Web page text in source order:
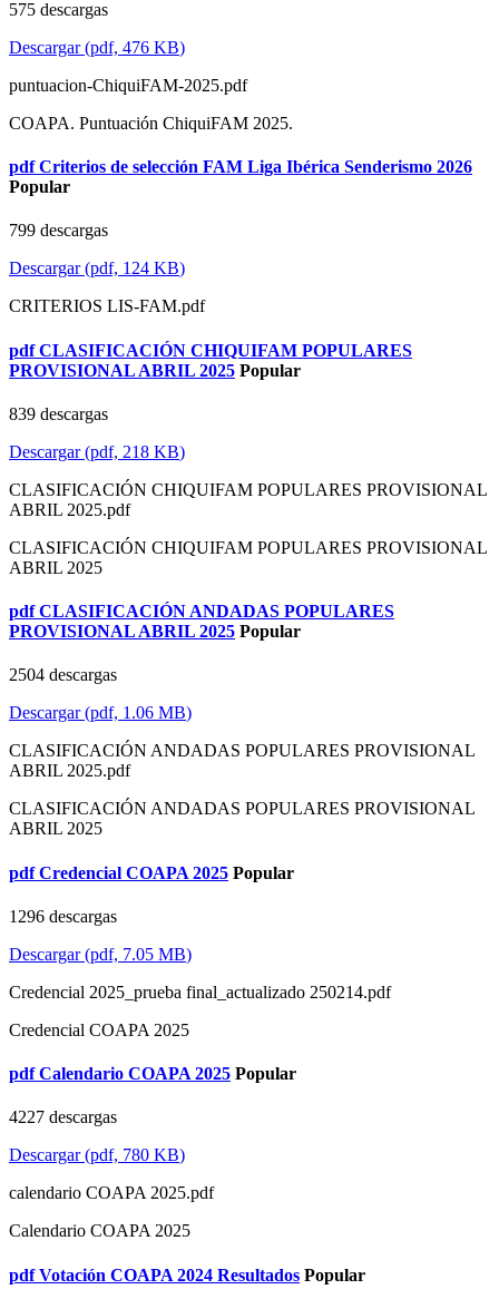
575 descargas
Descargar(pdf, 476 KB)
puntuacion-ChiquiFAM-2025.pdf
COAPA. Puntuación ChiquiFAM 2025.
pdf Criterios de selección FAM Liga Ibérica Senderismo 2026
Popular
799 descargas
Descargar(pdf, 124 KB)
CRITERIOS LIS-FAM.pdf
pdf CLASIFICACIÓN CHIQUIFAM POPULARES
PROVISIONAL ABRIL 2025 Popular
839 descargas
Descargar(pdf, 218 KB)
CLASIFICACIÓN CHIQUIFAM POPULARES PROVISIONAL
ABRIL 2025.pdf
CLASIFICACIÓN CHIQUIFAM POPULARES PROVISIONAL
ABRIL 2025
pdf CLASIFICACIÓN ANDADAS POPULARES
PROVISIONAL ABRIL 2025 Popular
2504 descargas
Descargar(pdf, 1.06 MB)
CLASIFICACIÓN ANDADAS POPULARES PROVISIONAL
ABRIL 2025.pdf
CLASIFICACIÓN ANDADAS POPULARES PROVISIONAL
ABRIL 2025
pdf Credencial COAPA 2025 Popular
1296 descargas
Descargar(pdf, 7.05 MB)
Credencial 2025_prueba final_actualizado 250214.pdf
Credencial COAPA 2025
pdf Calendario COAPA 2025 Popular
4227 descargas
Descargar(pdf, 780 KB)
calendario COAPA 2025.pdf
Calendario COAPA 2025
pdf Votación COAPA 2024 Resultados Popular